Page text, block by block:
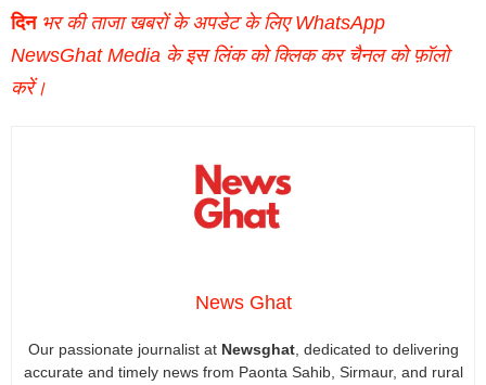
दिनभर की ताजा खबरों के अपडेट के लिए WhatsApp
NewsGhat Media के इस लिंक को क्लिक कर चैनल को फ़ॉलो
करें।
News Ghat
Our passionate journalist at Newsghat, dedicated to delivering
accurate and timely news from Paonta Sahib, Sirmaur, and rural